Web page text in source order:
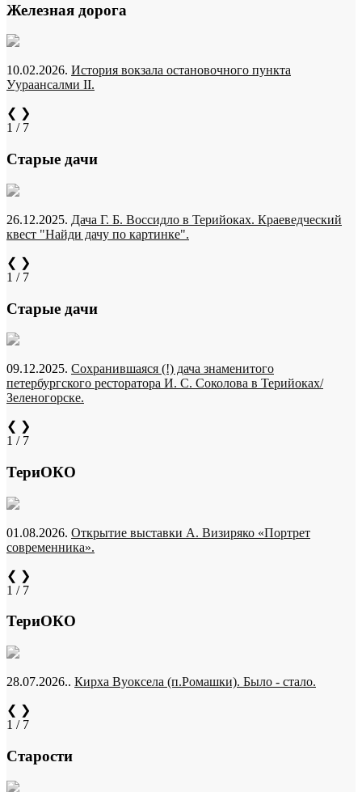
Железная дорога
10.02.2026. История вокзала остановочного пункта
Уураансалми II.
❮ ❯
1 / 7
Старые дачи
26.12.2025. Дача Г. Б. Воссидло в Терийоках. Краеведческий
квест "Найди дачу по картинке".
❮ ❯
1 / 7
Старые дачи
09.12.2025. Сохранившаяся (!) дача знаменитого
петербургского ресторатора И. С. Соколова в Терийоках/
Зеленогорске.
❮ ❯
1 / 7
ТериОКО
01.08.2026. Открытие выставки А. Визиряко «Портрет
современника».
❮ ❯
1 / 7
ТериОКО
28.07.2026.. Кирха Вуоксела (п.Ромашки). Было - стало.
❮ ❯
1 / 7
Старости